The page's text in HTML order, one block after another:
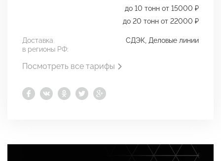
до 10 тонн от 15000 ₽
до 20 тонн от 22000 ₽
Доставка
в регионы РФ:
СДЭК, Деловые линии
Посмотреть все тарифы